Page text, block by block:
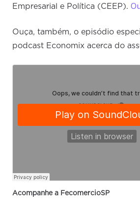
Empresarial e Política (CEEP).
Ouça, também, o episódio
podcast Economix acerca do
Acompanhe a FecomercioSP